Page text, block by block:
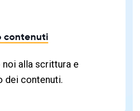
contenuti
noi alla scrittura e
dei contenuti.